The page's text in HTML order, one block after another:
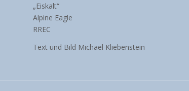
„Eiskalt“
Alpine Eagle
RREC
Text und Bild Michael Kliebenstein